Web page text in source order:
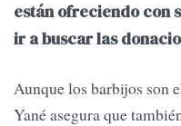
están ofreciendo con
ir a buscar las
Aunque los barbijos son
Yané asegura que